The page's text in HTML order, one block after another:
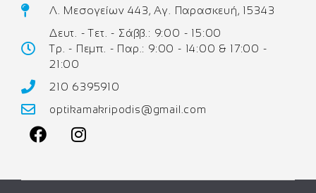
Λ. Μεσογείων 443, Αγ. Παρασκευή, 15343
Δευτ. - Τετ. - Σάββ.: 9:00 - 15:00
Τρ. - Πεμπ. - Παρ.: 9:00 - 14:00 & 17:00 -
21:00
210 6395910
optikamakripodis@gmail.com